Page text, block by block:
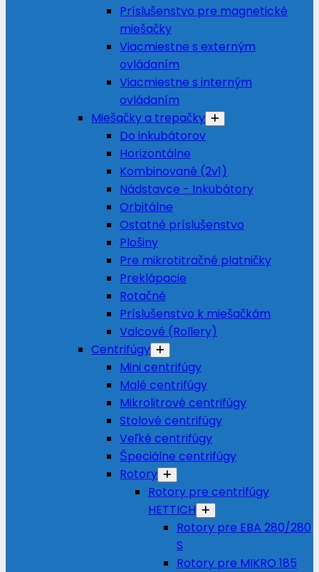
Príslušenstvo pre magnetické
miešačky
Viacmiestne s externým
ovládaním
Viacmiestne s interným
ovládaním
Miešačky a trepačky
Do inkubátorov
Horizontálne
Kombinované (2v1)
Nádstavce - Inkubátory
Orbitálne
Ostatné príslušenstvo
Plošiny
Pre mikrotitračné platničky
Preklápacie
Rotačné
Príslušenstvo k miešačkám
Valcové (Rollery)
Centrifúgy
Mini centrifúgy
Malé centrifúgy
Mikrolitrové centrifúgy
Stolové centrifúgy
Veľké centrifúgy
Špeciálne centrifúgy
Rotory
Rotory pre centrifúgy
HETTICH
Rotory pre EBA 280/280
S
Rotory pre MIKRO 185